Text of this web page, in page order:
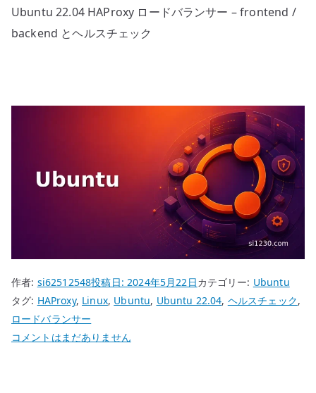
Ubuntu 22.04 HAProxy ロードバランサー – frontend /
backend とヘルスチェック
作者: si62512548投稿日:2024年5月22日カテゴリー: Ubuntu
タグ: HAProxy, Linux, Ubuntu, Ubuntu 22.04, ヘルスチェック,
ロードバランサー
Ubuntu
コメントはまだありません